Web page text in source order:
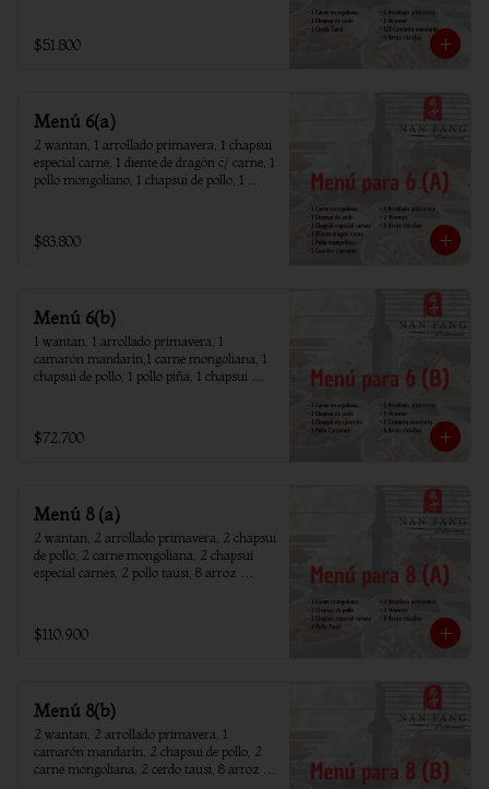
$51.800
Menú 6(a)
2 wantan, 1 arrollado primavera, 1 chapsui
especial carne, 1 diente de dragón c/ carne, 1
pollo mongoliano, 1 chapsui de pollo, 1
$83.800
Menú 6(b)
1 wantan, 1 arrollado primavera, 1
camarón mandarín,1 carne mongoliana, 1
chapsui de pollo, 1 pollo piña, 1 chapsui
$72.700
Menú 8 (a)
2 wantan, 2 arrollado primavera, 2 chapsui
de pollo, 2 carne mongoliana, 2 chapsui
especial carnes, 2 pollo tausi, 8 arroz
$110.900
Menú 8(b)
2 wantan, 2 arrollado primavera, 1
camarón mandarín, 2 chapsui de pollo, 2
carne mongoliana, 2 cerdo tausi, 8 arroz